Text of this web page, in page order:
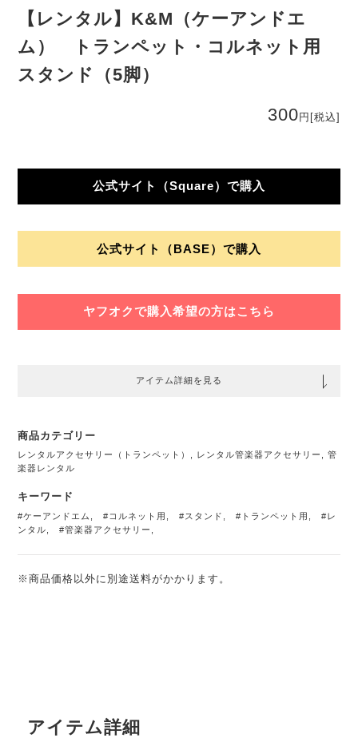
【レンタル】K&M（ケーアンドエ
ム） トランペット・コルネット用
スタンド（5脚）
300 円 [税込]
公式サイト（Square）で購入
公式サイト（BASE）で購入
ヤフオクで購入希望の方はこちら
アイテム詳細を見る
商品カテゴリー
レンタルアクセサリー（トランペット） レンタル管楽器アクセサリー ,管
楽器レンタル
キーワード
#ケーアンドエム ,#コルネット用 ,#スタンド ,#トランペット用 ,#レ
ンタル
,#管楽器アクセサリー
※商品価格以外に別途送料がかかります。
アイテム詳細